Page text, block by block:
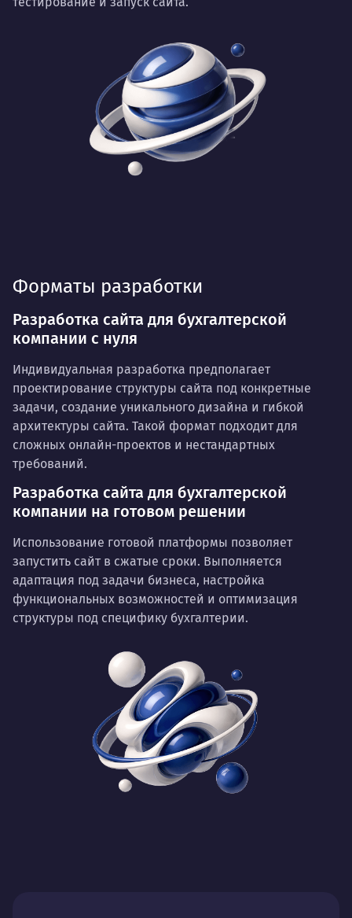
Форматы разработки
Разработка сайта для бухгалтерской
компании с нуля
Индивидуальная разработка предполагает
проектирование структуры сайта под конкретные
задачи, создание уникального дизайна и гибкой
архитектуры сайта. Такой формат подходит для
сложных онлайн-проектов и нестандартных
требований.
Разработка сайта для бухгалтерской
компании на готовом решении
Использование готовой платформы позволяет
запустить сайт в сжатые сроки. Выполняется
адаптация под задачи бизнеса, настройка
функциональных возможностей и оптимизация
структуры под специфику бухгалтерии.